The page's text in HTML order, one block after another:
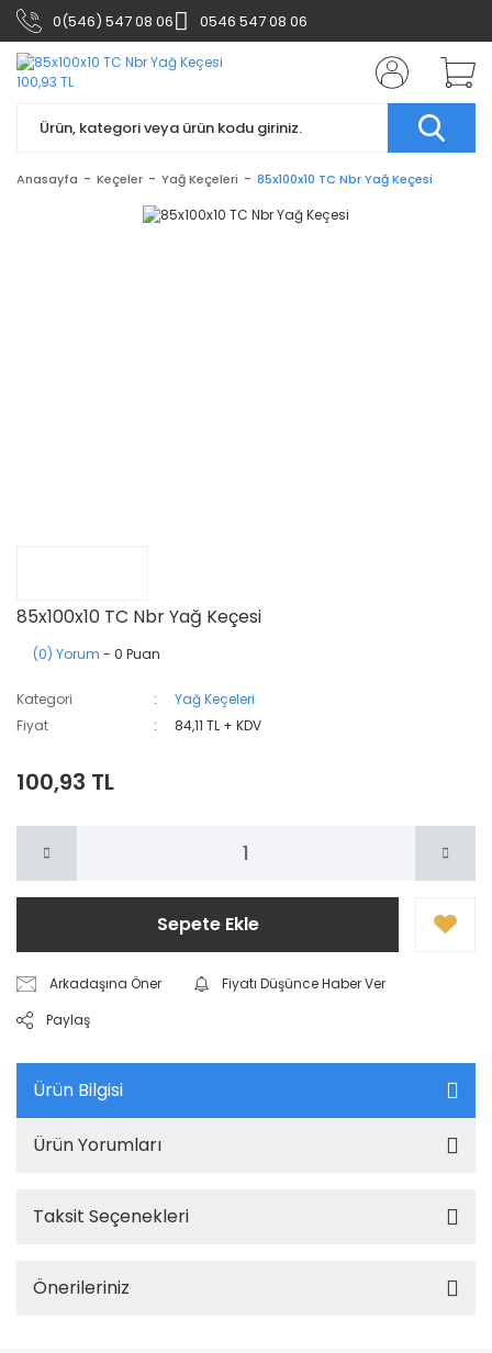
0(546) 547 08 06 0546 547 08 06
Anasayfa Keçeler Yağ Keçeleri 85x100x10 TC Nbr Yağ Keçesi
85x100x10 TC Nbr Yağ Keçesi
(0) Yorum - 0 Puan
Kategori
Yağ Keçeleri
Fiyat
84,11 TL + KDV
100,93 TL
Sepete Ekle
Arkadaşına Öner
Fiyatı Düşünce Haber Ver
Paylaş
Ürün Bilgisi
Ürün Yorumları
Taksit Seçenekleri
Önerileriniz